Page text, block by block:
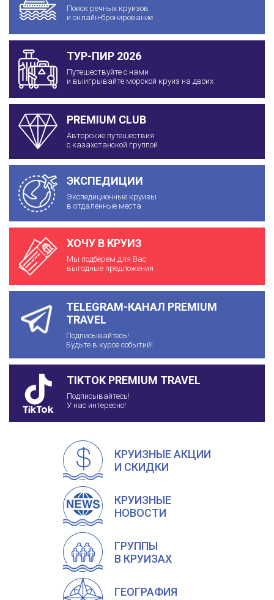
Поиск речных круизов
и онлайн-бронирование
ТУР-ПИР 2026
Путешествуйте с нами
и выигрывайте морской круиз на двоих
PREMIUM CLUB
Авторские путешествия
с казахстанской группой
ЭКСПЕДИЦИИ
Экспедиционные круизы
в отдаленные места
ХОЧУ В КРУИЗ
Мы подберем для Вас
выгодные предложения
TELEGRAM-КАНАЛ PREMIUM
TRAVEL
Подписывайтесь!
Будьте в курсе событий!
TIKTOK PREMIUM TRAVEL
Подписывайтесь!
У нас интересно!
КРУИЗНЫЕ АКЦИИ
И СКИДКИ
КРУИЗНЫЕ
НОВОСТИ
ГРУППЫ
В КРУИЗАХ
ГЕОГРАФИЯ